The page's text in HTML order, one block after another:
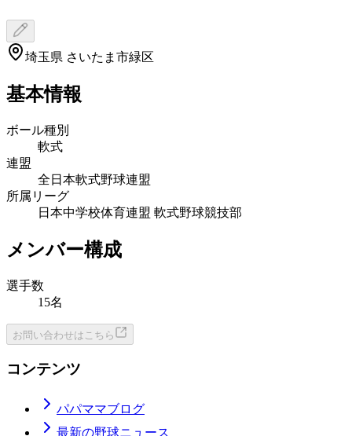
埼玉県 さいたま市緑区
基本情報
ボール種別
軟式
連盟
全日本軟式野球連盟
所属リーグ
日本中学校体育連盟 軟式野球競技部
メンバー構成
選手数
15名
お問い合わせはこちら
コンテンツ
パパママブログ
最新の野球ニュース